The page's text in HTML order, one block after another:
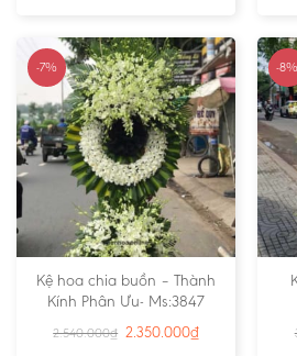
-7%
Kệ hoa chia buồn – Thành
Kính Phân Ưu- Ms:3847
2.540.000₫ 2.350.000₫
-8%